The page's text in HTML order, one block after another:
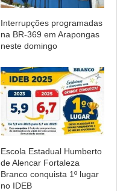
Interrupções programadas
na BR-369 em Arapongas
neste domingo
Escola Estadual Humberto
de Alencar Fortaleza
Branco conquista 1º lugar
no IDEB